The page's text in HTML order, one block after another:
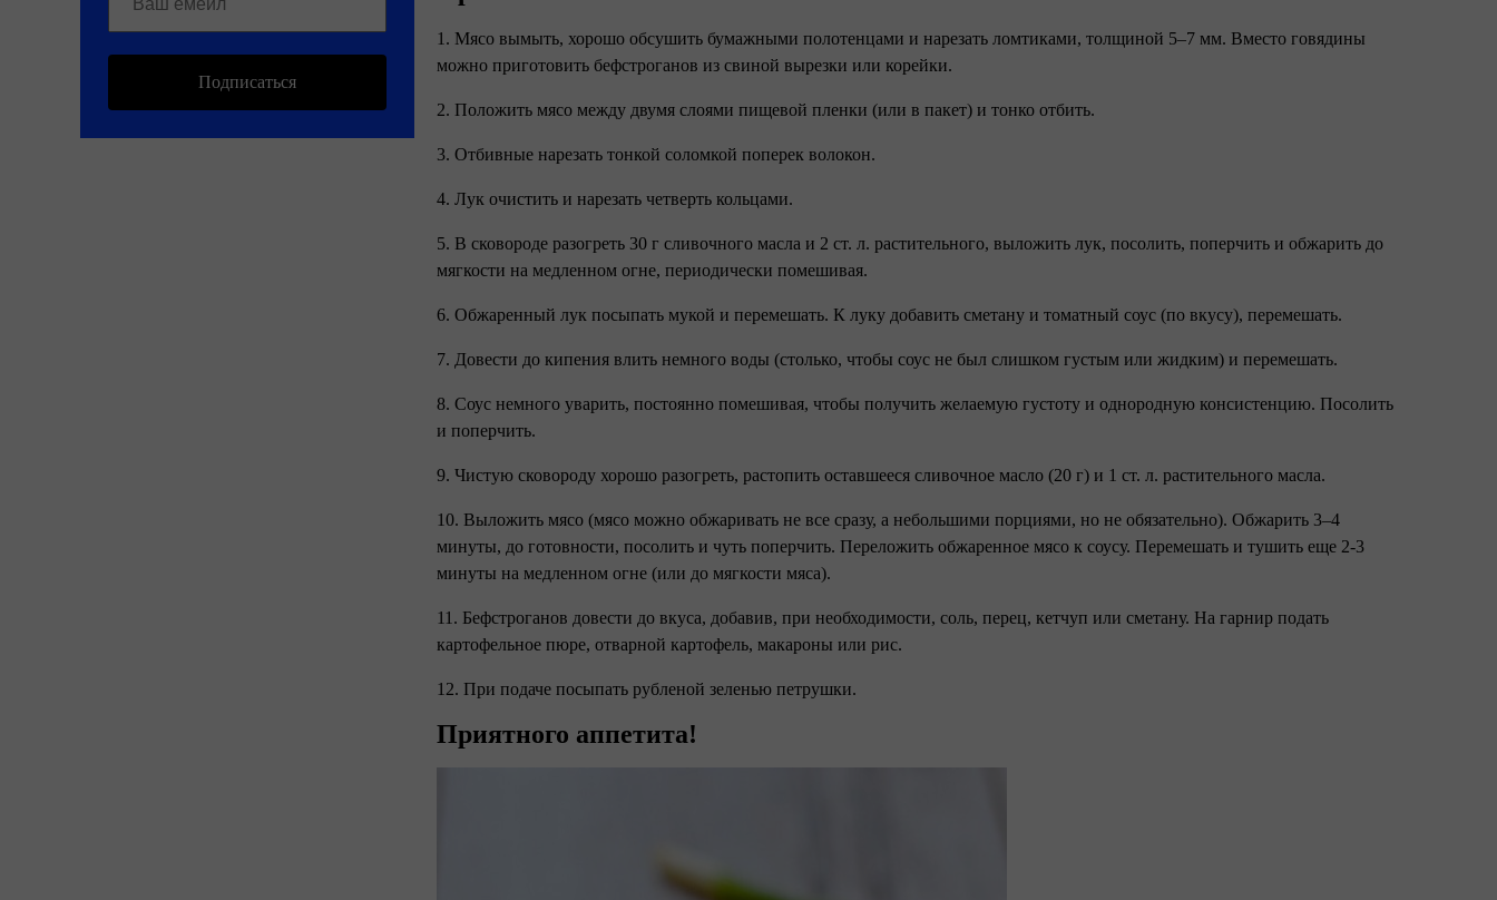
Подписаться
1. Мясо вымыть, хорошо обсушить бумажными полотенцами и нарезать ломтиками, толщиной 5–7 мм. Вместо говядины
можно приготовить бефстроганов из свиной вырезки или корейки.
2. Положить мясо между двумя слоями пищевой пленки (или в пакет) и тонко отбить.
3. Отбивные нарезать тонкой соломкой поперек волокон.
4. Лук очистить и нарезать четверть кольцами.
5. В сковороде разогреть 30 г сливочного масла и 2 ст. л. растительного, выложить лук, посолить, поперчить и обжарить до
мягкости на медленном огне, периодически помешивая.
6. Обжаренный лук посыпать мукой и перемешать. К луку добавить сметану и томатный соус (по вкусу), перемешать.
7. Довести до кипения влить немного воды (столько, чтобы соус не был слишком густым или жидким) и перемешать.
8. Соус немного уварить, постоянно помешивая, чтобы получить желаемую густоту и однородную консистенцию. Посолить
и поперчить.
9. Чистую сковороду хорошо разогреть, растопить оставшееся сливочное масло (20 г) и 1 ст. л. растительного масла.
10. Выложить мясо (мясо можно обжаривать не все сразу, а небольшими порциями, но не обязательно). Обжарить 3–4
минуты, до готовности, посолить и чуть поперчить. Переложить обжаренное мясо к соусу. Перемешать и тушить еще 2-3
минуты на медленном огне (или до мягкости мяса).
11. Бефстроганов довести до вкуса, добавив, при необходимости, соль, перец, кетчуп или сметану. На гарнир подать
картофельное пюре, отварной картофель, макароны или рис.
12. При подаче посыпать рубленой зеленью петрушки.
Приятного аппетита!